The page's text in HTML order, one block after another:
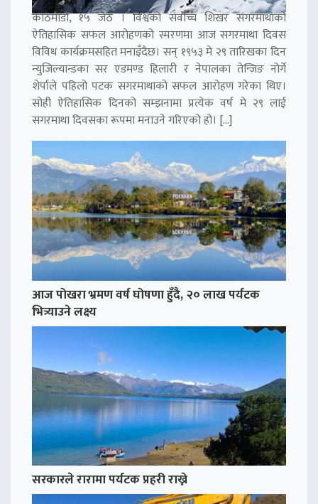
काठमाडौं, १५ जेठ । विश्वको सर्वोच्च शिखर सगरमाथाको
ऐतिहासिक सफल आरोहणको स्मरणमा आज सगरमाथा दिवस
विविध कार्यक्रमसहित मनाइँदैछ। सन् १९५३ मे २९ तारिखका दिन
न्युजिल्यान्डका सर एडमण्ड हिलारी र नेपालका तेन्जिङ नोर्गे
शेर्पाले पहिलो पटक सगरमाथाको सफल आरोहण गरेका थिए।
सोही ऐतिहासिक दिनको सम्झनामा प्रत्येक वर्ष मे २९ लाई
सगरमाथा दिवसका रूपमा मनाउने गरिएको हो। […]
आज पोखरा भ्रमण वर्ष घोषणा हुँदै, २० लाख पर्यटक
भित्र्याउने लक्ष्य
सरकारले रारामा पर्यटक प्रहरी राख्ने